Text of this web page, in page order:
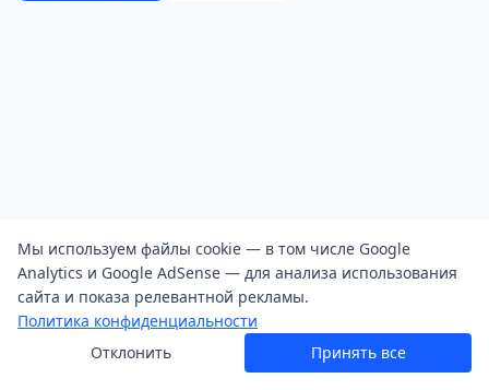
Мы используем файлы cookie — в том числе Google
Analytics и Google AdSense — для анализа использования
сайта и показа релевантной рекламы.
Политика конфиденциальности
Отклонить
Принять все